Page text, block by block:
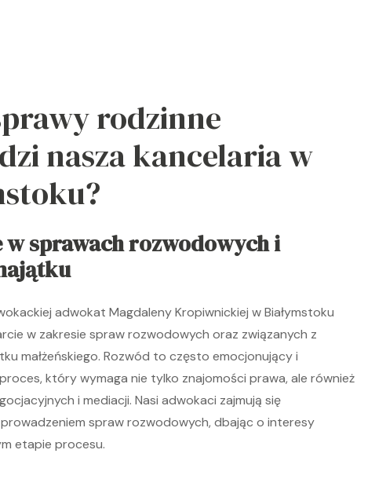
rodzinne
nasza kancelaria w
w sprawach rozwodowych i
adwokat Magdaleny Kropiwnickiej w Białymstoku
w zakresie spraw rozwodowych oraz związanych z
małżeńskiego. Rozwód to często emocjonujący i
który wymaga nie tylko znajomości prawa, ale również
i mediacji. Nasi adwokaci zajmują się
spraw rozwodowych, dbając o interesy
etapie procesu.